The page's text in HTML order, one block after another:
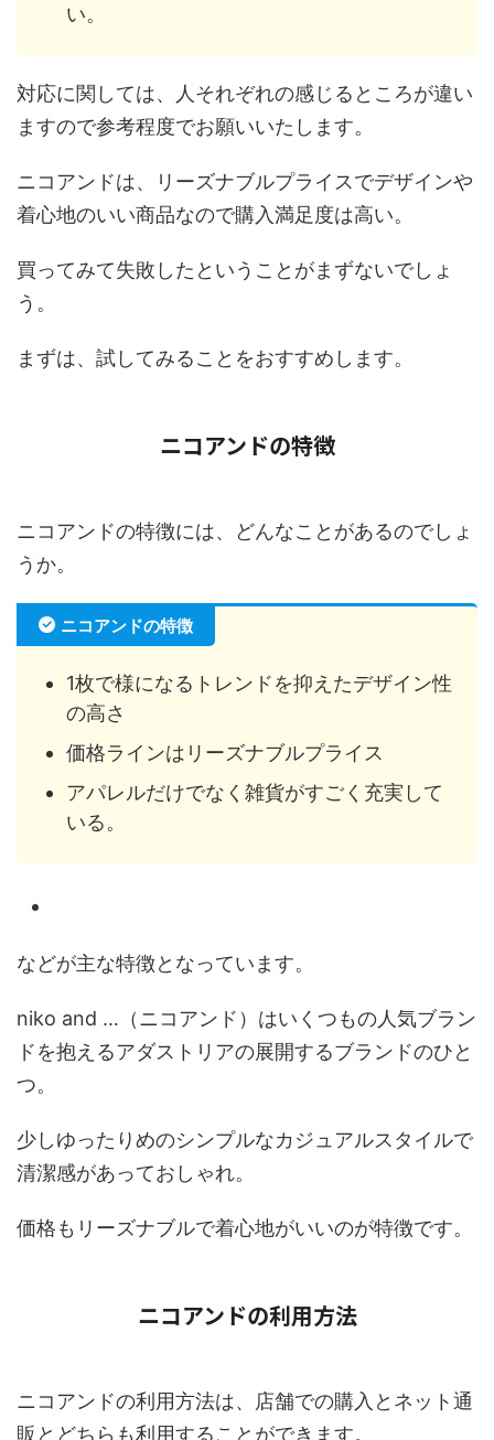
い。
対応に関しては、人それぞれの感じるところが違い
ますので参考程度でお願いいたします。
ニコアンドは、リーズナブルプライスでデザインや
着心地のいい商品なので購入満足度は高い。
買ってみて失敗したということがまずないでしょ
う。
まずは、試してみることをおすすめします。
ニコアンドの特徴
ニコアンドの特徴には、どんなことがあるのでしょ
うか。
ニコアンドの特徴
1枚で様になるトレンドを抑えたデザイン性
の高さ
価格ラインはリーズナブルプライス
アパレルだけでなく雑貨がすごく充実して
いる。
などが主な特徴となっています。
niko and …（ニコアンド）はいくつもの人気ブラン
ドを抱えるアダストリアの展開するブランドのひと
つ。
少しゆったりめのシンプルなカジュアルスタイルで
清潔感があっておしゃれ。
価格もリーズナブルで着心地がいいのが特徴です。
ニコアンドの利用方法
ニコアンドの利用方法は、店舗での購入とネット通
販とどちらも利用することができます。